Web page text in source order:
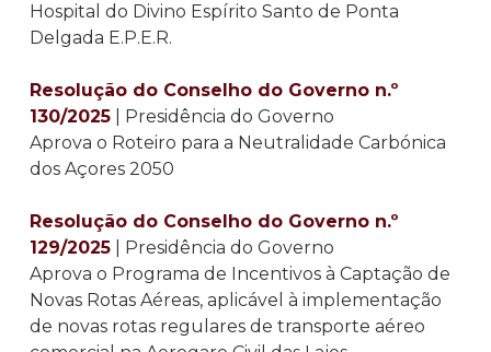
Hospital do Divino Espírito Santo de Ponta
Delgada E.P.E.R.
Resolução do Conselho do Governo n.º
130/2025| Presidência do Governo
Aprova o Roteiro para a Neutralidade Carbónica
dos Açores 2050
Resolução do Conselho do Governo n.º
129/2025| Presidência do Governo
Aprova o Programa de Incentivos à Captação de
Novas Rotas Aéreas, aplicável à implementação
de novas rotas regulares de transporte aéreo